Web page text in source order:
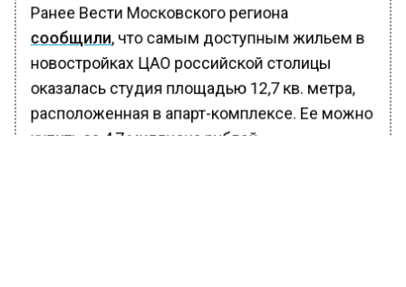
Ранее Вести Московского региона
сообщили, что самым доступным жильем в
новостройках ЦАО российской столицы
оказалась студия площадью 12,7 кв. метра,
расположенная в апарт-комплексе. Ее можно
купить за 4,7 миллиона рублей.